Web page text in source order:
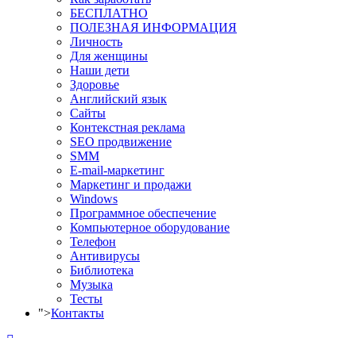
БЕСПЛАТНО
ПОЛЕЗНАЯ ИНФОРМАЦИЯ
Личность
Для женщины
Наши дети
Здоровье
Английский язык
Сайты
Контекстная реклама
SEO продвижение
SMM
E-mail-маркетинг
Маркетинг и продажи
Windows
Программное обеспечение
Компьютерное оборудование
Телефон
Антивирусы
Библиотека
Музыка
Тесты
">Контакты